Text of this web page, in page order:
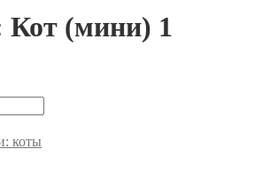
Кот (мини) 1
коты